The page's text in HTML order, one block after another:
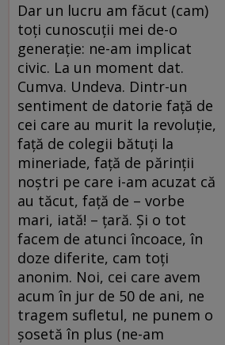
Dar un lucru am făcut (cam)
toți cunoscuții mei de-o
generație: ne-am implicat
civic. La un moment dat.
Cumva. Undeva. Dintr-un
sentiment de datorie față de
cei care au murit la revoluție,
față de colegii bătuți la
mineriade, față de părinții
noștri pe care i-am acuzat că
au tăcut, față de – vorbe
mari, iată! – țară. Și o tot
facem de atunci încoace, în
doze diferite, cam toți
anonim. Noi, cei care avem
acum în jur de 50 de ani, ne
tragem sufletul, ne punem o
șosetă în plus (ne-am